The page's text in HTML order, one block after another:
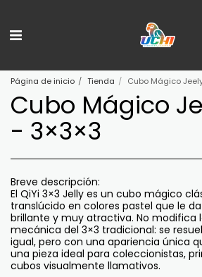
Página de inicio Tienda Cubo Mágico
Cubo Mágico
- 3×3×3
Breve descripción:
El QiYi 3×3 Jelly es un cubo mágico
translúcido en colores pastel que le
brillante y muy atractiva. No modifica
mecánica del 3×3 tradicional: se
igual, pero con una apariencia única
una pieza ideal para coleccionistas,
cubos visualmente llamativos.